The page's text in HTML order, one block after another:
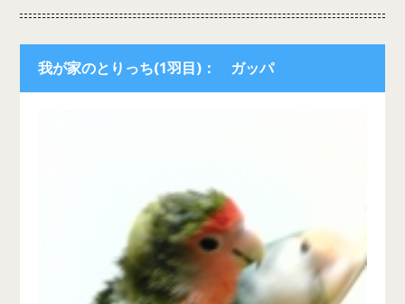
我が家のとりっち(1羽目)： ガッパ